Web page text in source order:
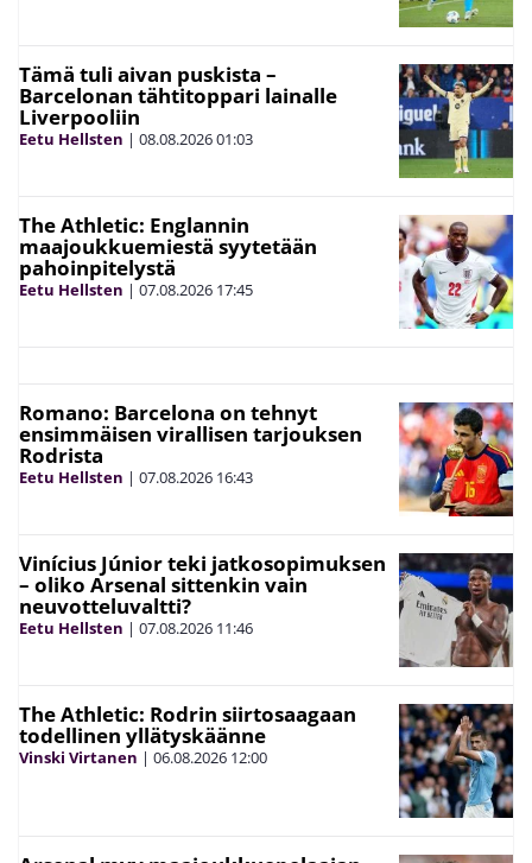
Tämä tuli aivan puskista –
Barcelonan tähtitoppari lainalle
Liverpooliin
Eetu Hellsten | 08.08.202601:03
The Athletic: Englannin
maajoukkuemiestä syytetään
pahoinpitelystä
Eetu Hellsten | 07.08.2026 17:45
Romano: Barcelona on tehnyt
ensimmäisen virallisen tarjouksen
Rodrista
Eetu Hellsten | 07.08.2026 16:43
Vinícius Júnior teki jatkosopimuksen
– oliko Arsenal sittenkin vain
neuvotteluvaltti?
Eetu Hellsten | 07.08.2026 11:46
The Athletic: Rodrin siirtosaagaan
todellinen yllätyskäänne
Vinski Virtanen | 06.08.2026 12:00